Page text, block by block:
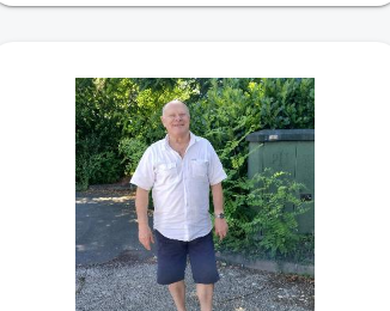
respectueux sur La Rochelle ou proche qui